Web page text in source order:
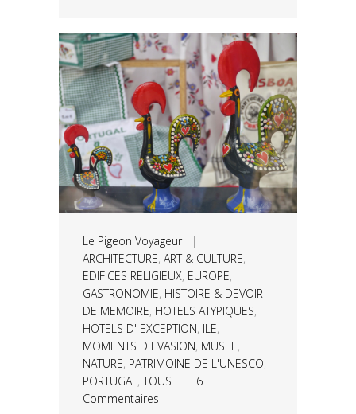
Le Pigeon Voyageur|
ARCHITECTURE, ART & CULTURE,
EDIFICES RELIGIEUX, EUROPE,
GASTRONOMIE, HISTOIRE & DEVOIR
DE MEMOIRE, HOTELS ATYPIQUES,
HOTELS D' EXCEPTION, ILE,
MOMENTS D EVASION, MUSEE,
NATURE, PATRIMOINE DE L'UNESCO,
PORTUGAL ,TOUS | 6
Commentaires